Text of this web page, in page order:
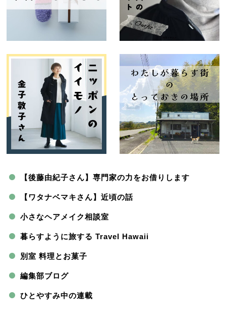
【後藤由紀子さん】専門家の力をお借りします
【ワタナベマキさん】近頃の話
小さなヘアメイク相談室
暮らすように旅する Travel Hawaii
別室 料理とお菓子
編集部ブログ
ひとやすみ中の連載